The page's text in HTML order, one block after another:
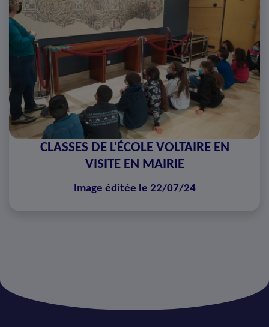
CLASSES DE L'ÉCOLE VOLTAIRE EN
VISITE EN MAIRIE
Image éditée le 22/07/24